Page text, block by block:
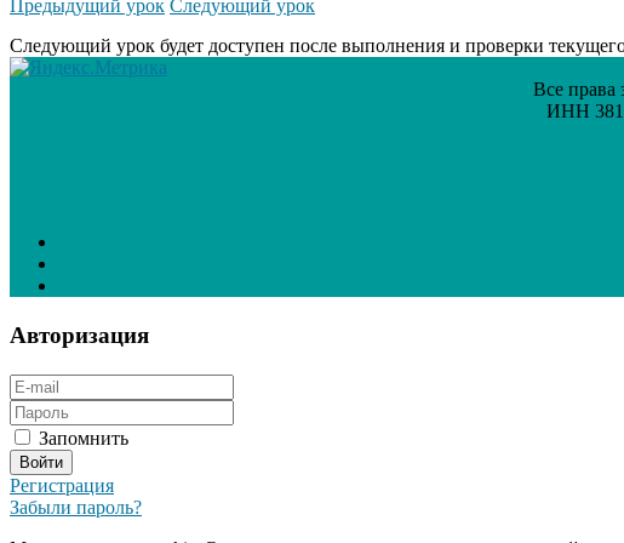
Предыдущий урок Следующий урок
Следующий урок будет доступен после выполнения и проверки
Все
ИНН
Авторизация
Запомнить
Регистрация
Забыли пароль?